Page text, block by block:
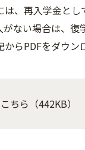
、再入学金と
ない場合は、復
からPDFをダウ
ちら（442KB）